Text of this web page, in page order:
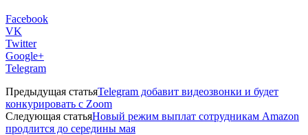
Facebook
VK
Twitter
Google+
Telegram
Предыдущая статьяTelegram добавит видеозвонки и будет
конкурировать с Zoom
Следующая статьяНовый режим выплат сотрудникам Amazon
продлится до середины мая